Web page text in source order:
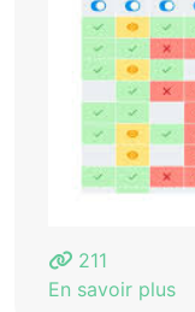
211
En savoir plus